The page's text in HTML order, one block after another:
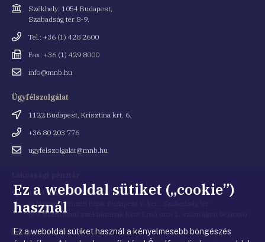
Cím
Székhely: 1054 Budapest,
Szabadság tér 8-9.
Telefonszám
Tel.: +36 (1) 428 2600
Fax
Fax: +36 (1) 429 8000
Emailinfo@mnb.hu
Ügyfélszolgálat
Cím
1122 Budapest, Krisztina krt. 6.
Telefonszám
+36 80 203 776
Emailugyfelszolgalat@mnb.hu
Cím 1054 Budapest, Kiss Ernő utca 1.
(a Magyar Nemzeti Bank Budapest V. ker., Szabadság tér
8-9. szám alatti székházának Kiss Ernő utca 1. szám alatti bejárata)
Email penztar@mnb.hu
Ez a weboldal sütiket („cookie”)
használ
Ez a weboldal sütiket használ a kényelmesebb böngészés